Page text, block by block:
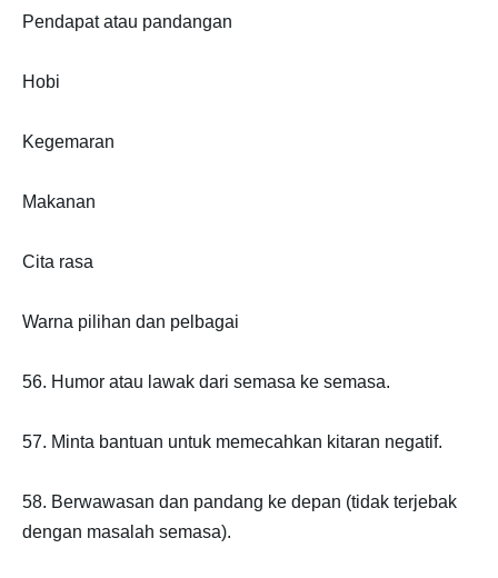
Pendapat atau pandangan
Hobi
Kegemaran
Makanan
Cita rasa
Warna pilihan dan pelbagai
56. Humor atau lawak dari semasa ke semasa.
57. Minta bantuan untuk memecahkan kitaran negatif.
58. Berwawasan dan pandang ke depan (tidak terjebak
dengan masalah semasa).